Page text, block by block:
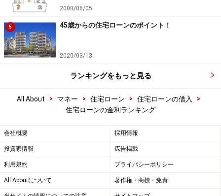
2008/06/05
5 45歳からの住宅ローンのポイント！
2020/03/13
ランキングをもっと見る
All About > マネー > 住宅ローン > 住宅ローンの借入
>
住宅ローンの金利ランキング
会社概要 採用情報
投資家情報 広告掲載
利用規約 プライバシーポリシー
All Aboutについて 著作権・商標・免責